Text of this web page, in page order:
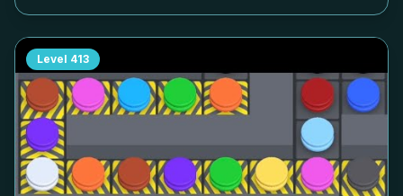
Level 413